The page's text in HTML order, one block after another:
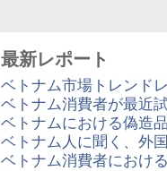
最新レポート
ベトナム市場トレンド
ベトナム消費者が最近
ベトナムにおける偽造
ベトナム人に聞く、外
ベトナム消費者におけ